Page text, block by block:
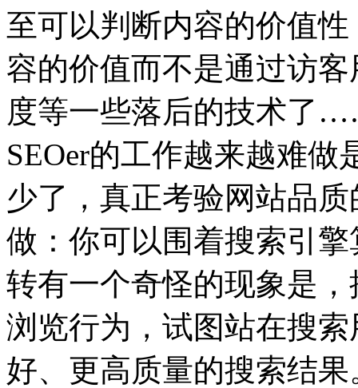
至可以判断内容的价值
容的价值而不是通过访
度等一些落后的技术了
SEOer的工作越来越难
少了，真正考验网站品
做：你可以围着搜索引
转有一个奇怪的现象是
浏览行为，试图站在搜
好、更高质量的搜索结